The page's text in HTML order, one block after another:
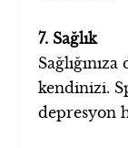
7. Sağlık
kendinizi.
depresyon